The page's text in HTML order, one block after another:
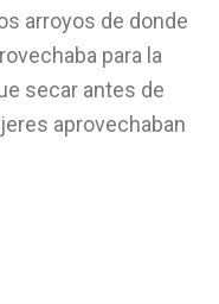
arroyos de donde
para la
secar antes de
aprovechaban